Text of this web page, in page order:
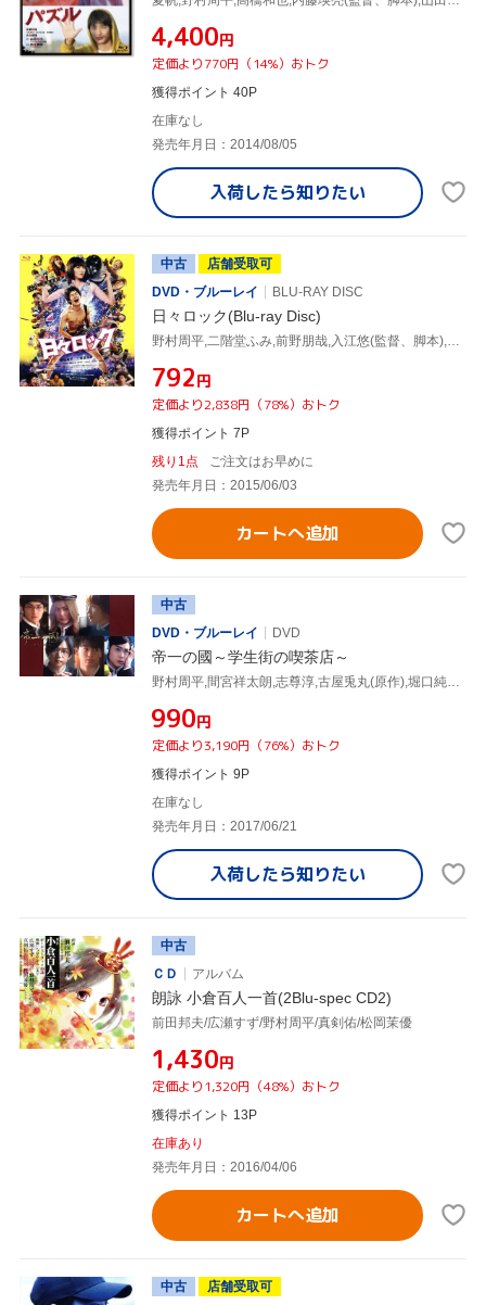
¥4,400円
定価より770円（14%）おトク
獲得ポイント 40P
在庫なし
発売年月日：2014/08/05
入荷したら知りたい
中古
店舗受取可
DVD・ブルーレイ
BLU-RAY DISC
日々ロック(Blu-ray Disc)
¥792円
定価より2,838円（78%）おトク
獲得ポイント 7P
残り1点
ご注文はお早めに
発売年月日：2015/06/03
カートへ追加
中古
DVD・ブルーレイ
DVD
帝一の國～学生街の喫茶店～
野村周平,間宮祥太朗,志尊淳,古屋兎丸(原作),堀口純香(音楽)
¥990円
定価より3,190円（76%）おトク
獲得ポイント 9P
在庫なし
発売年月日：2017/06/21
入荷したら知りたい
中古
ＣＤ
アルバム
朗詠 小倉百人一首(2Blu-spec CD2)
前田邦夫/広瀬すず/野村周平/真剣佑/松岡茉優
¥1,430円
定価より1,320円（48%）おトク
獲得ポイント 13P
在庫あり
発売年月日：2016/04/06
カートへ追加
中古
店舗受取可